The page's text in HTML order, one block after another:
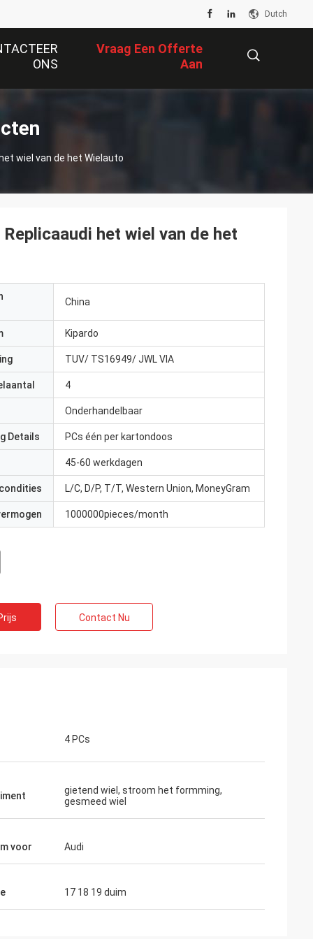
Dutch
ONS
Vraag Een Offerte
Aan
wiel van de het Wielauto
het wiel van de het
China
Kipardo
TUV/ TS16949/ JWL VIA
4
Onderhandelbaar
Details PCs één per kartondoos
45-60 werkdagen
L/C, D/P, T/T, Western Union, MoneyGram
1000000pieces/month
Contact Nu
4 PCs
gietend wiel, stroom het formming,
gesmeed wiel
voor Audi
17 18 19 duim